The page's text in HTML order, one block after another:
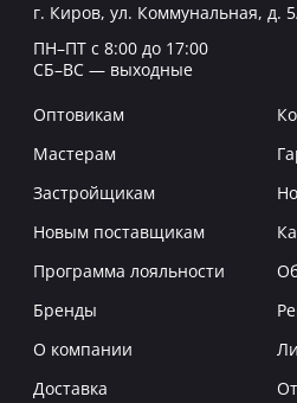
г. Киров, ул. Коммунальная, д.
ПН–ПТ с 8:00 до 17:00
СБ–ВС — выходные
Оптовикам
Мастерам
Застройщикам
Новым поставщикам
Программа лояльности
Бренды
О компании
Доставка